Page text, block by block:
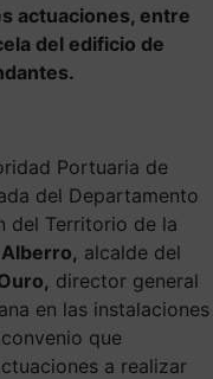
actuaciones, entre
del edificio de
Portuaria de
del Departamento
del Territorio de la
alcalde del
director general
en las instalaciones
que
a realizar